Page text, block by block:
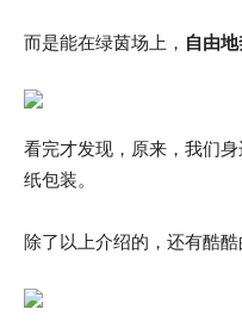
而是能在绿茵场上， 自由
看完才发现，原来，我们
纸包装。
除了以上介绍的，还有酷酷